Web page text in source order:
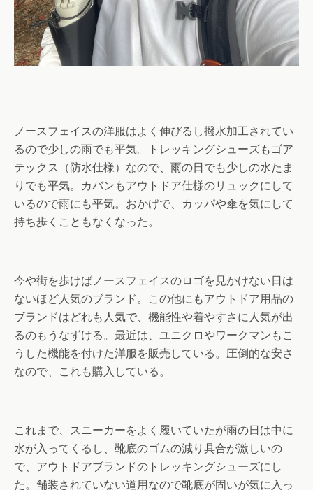
ノースフェイスの洋服はよく伸びるし撥水加工されてい
るので少しの雨でも平気。トレッキングシューズもゴア
テックス（防水仕様）なので、雨の日でも少しの水たま
りでも平気。カバンもアウトドア仕様のリュックにして
いるので雨にも平気。おかげで、カッパや傘を気にして
持ち歩くこともなくなった。
今や街を歩けばノースフェイスのロゴを見かけない日は
ないほど人気のブランド。この他にもアウトドア用品の
ブランドはどれも人気で、機能性や着やすさに人気が出
るのもうなずける。最近は、ユニクロやワークマンもこ
うした機能を付けた洋服を販売している。圧倒的な安さ
なので、これも購入している。
これまで、スニーカーをよく履いていたが雨の日は中に
水が入ってくるし、靴底のゴムの減り具合が激しいの
で、アウトドアブランドのトレッキングシューズにし
た。舗装されていない道用なので靴底が固いが気に入っ